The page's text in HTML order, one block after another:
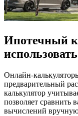
Ипотечный
Онлайн-
предварительный
калькулятор
позволяет сравнить
вычислений